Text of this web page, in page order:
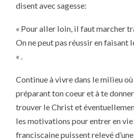
disent avec sagesse:
« Pour aller loin, il faut marcher
On ne peut pas réussir en faisant
« .
Continue à vivre dans le milieu
préparant ton coeur et à te
trouver le Christ et
les motivations pour entrer en
franciscaine puissent relevé